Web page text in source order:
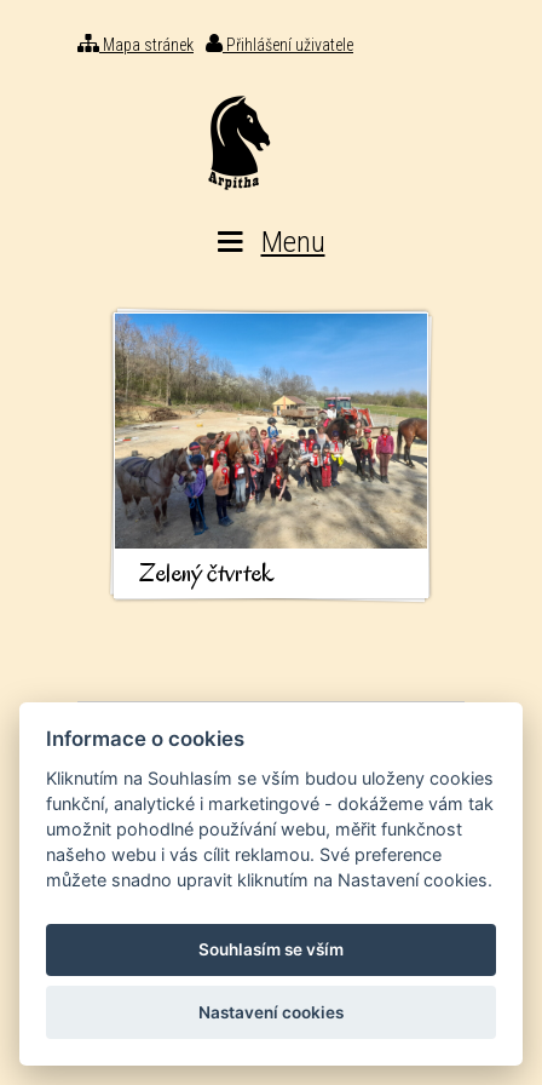
Mapa stránek Přihlášení uživatele
Menu
Zelený čtvrtek
Informace o cookies
Kliknutím na Souhlasím se vším budou uloženy cookies
funkční, analytické i marketingové - dokážeme vám tak
umožnit pohodlné používání webu, měřit funkčnost
našeho webu i vás cílit reklamou. Své preference
můžete snadno upravit kliknutím na Nastavení cookies.
Souhlasím se vším
Nastavení cookies